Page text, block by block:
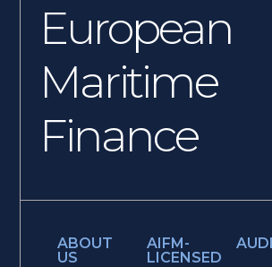
European
Maritime
Finance
ABOUT
US
AIFM-
LICENSED